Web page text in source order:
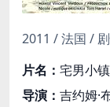
2011 / 法国 /
片名： 宅男小镇
导演： 吉约姆·